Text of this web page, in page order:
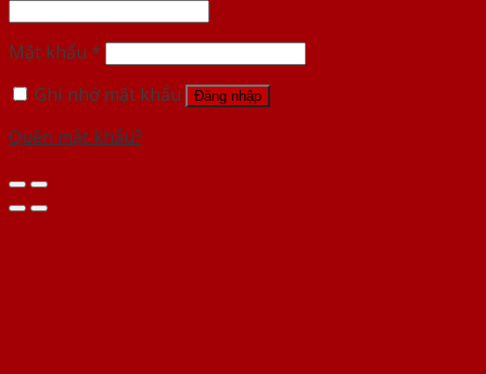
Mật khẩu *
Ghi nhớ mật khẩu
Đăng nhập
Quên mật khẩu?